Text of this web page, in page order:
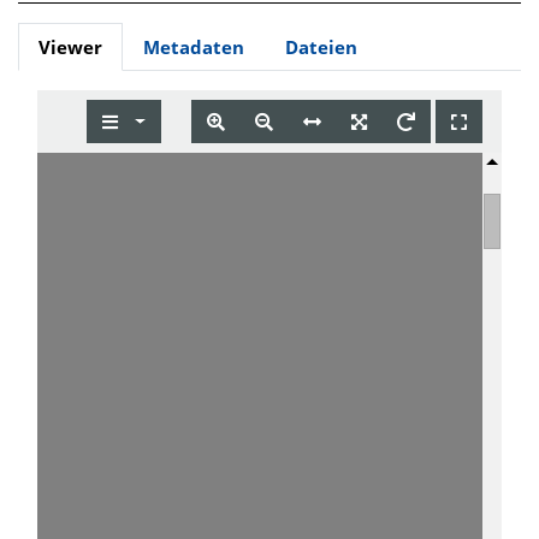
Viewer Metadaten Dateien